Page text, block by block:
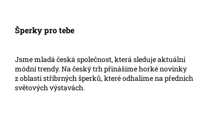
Šperky pro tebe
Jsme mladá česká společnost, která sleduje aktuální
módní trendy. Na český trh přinášíme horké novinky
z oblasti stříbrných šperků, které odhalíme na předních
světových výstavách.